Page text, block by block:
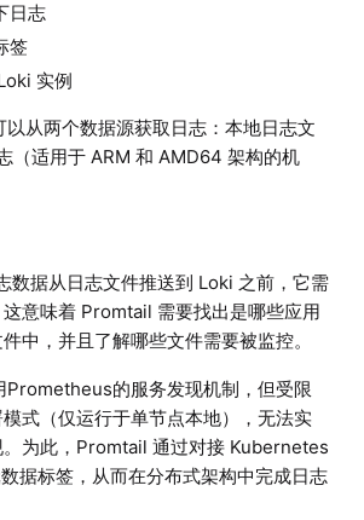
日志
签
实例
从两个数据源获取日志：本地日志文
（适用于 ARM 和 AMD64 架构的机
数据从日志文件推送到 Loki 之前，它需
意味着 Promtail 需要找出是哪些应用
中，并且了解哪些文件需要被监控。
的服务发现机制，但受限
式（仅运行于单节点本地），无法实
为此，Promtail 通过对接 Kubernetes
据标签，从而在分布式架构中完成日志